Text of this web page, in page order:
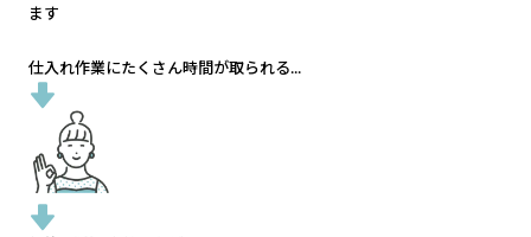
ます
仕入れ作業にたくさん時間が取られる...